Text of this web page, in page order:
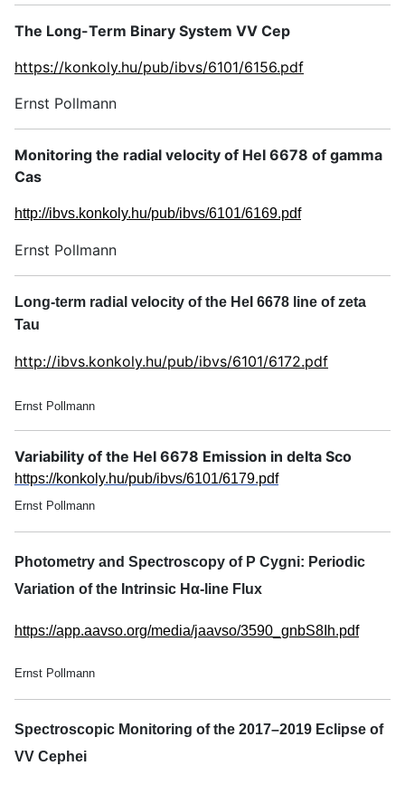
The Long-Term Binary System VV Cep
https://konkoly.hu/pub/ibvs/6101/6156.pdf
Ernst Pollmann
Monitoring the radial velocity of HeI 6678 of gamma
Cas
http://ibvs.konkoly.hu/pub/ibvs/6101/6169.pdf
Ernst Pollmann
Long-term radial velocity of the HeI 6678 line of zeta
Tau
http://ibvs.konkoly.hu/pub/ibvs/6101/6172.pdf
Ernst Pollmann
Variability of the HeI 6678 Emission in delta Sco
https://konkoly.hu/pub/ibvs/6101/6179.pdf
Ernst Pollmann
Photometry and Spectroscopy of P Cygni: Periodic
Variation of the Intrinsic Hα-line Flux
https://app.aavso.org/media/jaavso/3590_gnbS8Ih.pdf
Ernst Pollmann
Spectroscopic Monitoring of the 2017–2019 Eclipse of
VV Cephei